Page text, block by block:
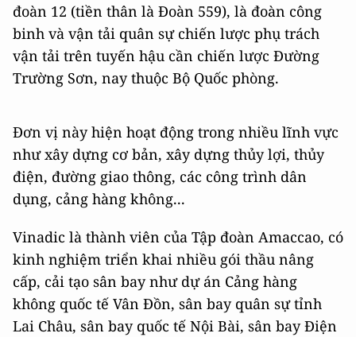
đoàn 12 (tiền thân là Đoàn 559), là đoàn công
binh và vận tải quân sự chiến lược phụ trách
vận tải trên tuyến hậu cần chiến lược Đường
Trường Sơn, nay thuộc Bộ Quốc phòng.
Đơn vị này hiện hoạt động trong nhiều lĩnh vực
như xây dựng cơ bản, xây dựng thủy lợi, thủy
điện, đường giao thông, các công trình dân
dụng, cảng hàng không...
Vinadic là thành viên của Tập đoàn Amaccao, có
kinh nghiệm triển khai nhiều gói thầu nâng
cấp, cải tạo sân bay như dự án Cảng hàng
không quốc tế Vân Đồn, sân bay quân sự tỉnh
Lai Châu, sân bay quốc tế Nội Bài, sân bay Điện